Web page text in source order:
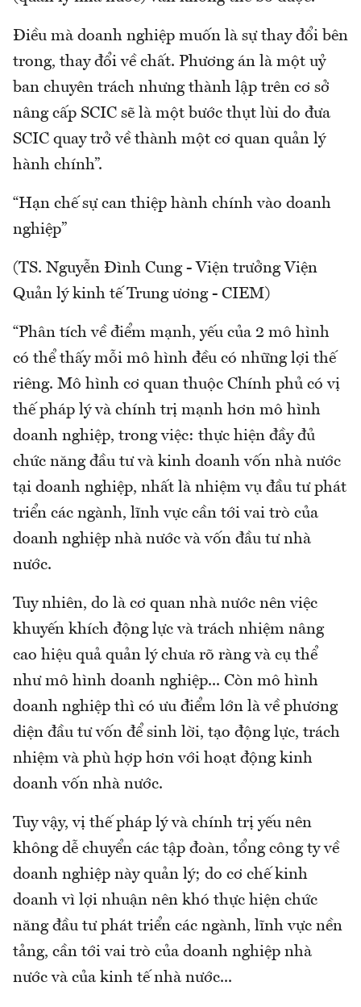
Điều mà doanh nghiệp muốn là sự thay đổi bên
trong, thay đổi về chất. Phương án là một uỷ
ban chuyên trách nhưng thành lập trên cơ sở
nâng cấp SCIC sẽ là một bước thụt lùi do đưa
SCIC quay trở về thành một cơ quan quản lý
hành chính”.
“Hạn chế sự can thiệp hành chính vào doanh
nghiệp”
(TS. Nguyễn Đình Cung - Viện trưởng Viện
Quản lý kinh tế Trung ương - CIEM)
“Phân tích về điểm mạnh, yếu của 2 mô hình
có thể thấy mỗi mô hình đều có những lợi thế
riêng. Mô hình cơ quan thuộc Chính phủ có vị
thế pháp lý và chính trị mạnh hơn mô hình
doanh nghiệp, trong việc: thực hiện đầy đủ
chức năng đầu tư và kinh doanh vốn nhà nước
tại doanh nghiệp, nhất là nhiệm vụ đầu tư phát
triển các ngành, lĩnh vực cần tới vai trò của
doanh nghiệp nhà nước và vốn đầu tư nhà
nước.
Tuy nhiên, do là cơ quan nhà nước nên việc
khuyến khích động lực và trách nhiệm nâng
cao hiệu quả quản lý chưa rõ ràng và cụ thể
như mô hình doanh nghiệp... Còn mô hình
doanh nghiệp thì có ưu điểm lớn là về phương
diện đầu tư vốn để sinh lời, tạo động lực, trách
nhiệm và phù hợp hơn với hoạt động kinh
doanh vốn nhà nước.
Tuy vậy, vị thế pháp lý và chính trị yếu nên
không dễ chuyển các tập đoàn, tổng công ty về
doanh nghiệp này quản lý; do cơ chế kinh
doanh vì lợi nhuận nên khó thực hiện chức
năng đầu tư phát triển các ngành, lĩnh vực nền
tảng, cần tới vai trò của doanh nghiệp nhà
nước và của kinh tế nhà nước...